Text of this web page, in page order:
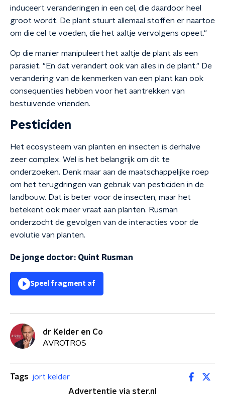
induceert veranderingen in een cel, die daardoor heel
groot wordt. De plant stuurt allemaal stoffen er naartoe
om die cel te voeden, die het aaltje vervolgens opeet."
Op die manier manipuleert het aaltje de plant als een
parasiet. "En dat verandert ook van alles in de plant." De
verandering van de kenmerken van een plant kan ook
consequenties hebben voor het aantrekken van
bestuivende vrienden.
Pesticiden
Het ecosysteem van planten en insecten is derhalve
zeer complex. Wel is het belangrijk om dit te
onderzoeken. Denk maar aan de maatschappelijke roep
om het terugdringen van gebruik van pesticiden in de
landbouw. Dat is beter voor de insecten, maar het
betekent ook meer vraat aan planten. Rusman
onderzocht de gevolgen van de interacties voor de
evolutie van planten.
De jonge doctor: Quint Rusman
Speel fragment af
dr Kelder en Co
AVROTROS
Tags jort kelder
Advertentie via ster.nl